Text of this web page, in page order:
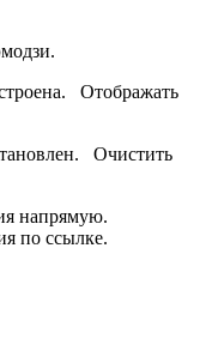
Отображать
Очистить
напрямую.
по ссылке.